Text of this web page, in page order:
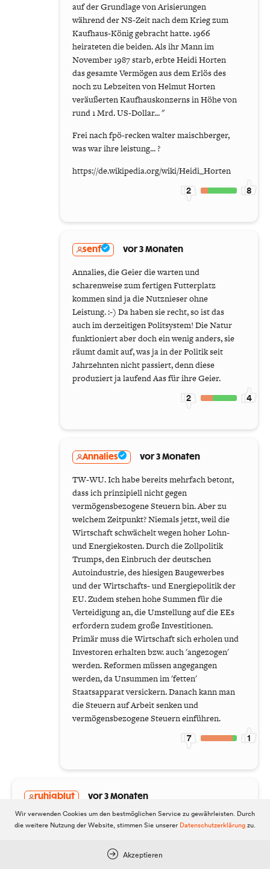
auf der Grundlage von Arisierungen
während der NS-Zeit nach dem Krieg zum
Kaufhaus-König gebracht hatte. 1966
heirateten die beiden. Als ihr Mann im
November 1987 starb, erbte Heidi Horten
das gesamte Vermögen aus dem Erlös des
noch zu Lebzeiten von Helmut Horten
veräußerten Kaufhauskonzerns in Höhe von
rund 1 Mrd. US-Dollar... "
Frei nach fpö-recken walter maischberger,
was war ihre leistung... ?
https://de.wikipedia.org/wiki/Heidi_Horten
2 8
senf vor 3 Monaten
Annalies, die Geier die warten und
scharenweise zum fertigen Futterplatz
kommen sind ja die Nutznieser ohne
Leistung. :-) Da haben sie recht, so ist das
auch im derzeitigen Politsystem! Die Natur
funktioniert aber doch ein wenig anders, sie
räumt damit auf, was ja in der Politik seit
Jahrzehnten nicht passiert, denn diese
produziert ja laufend Aas für ihre Geier.
2 4
Annalies vor 3 Monaten
TW-WU. Ich habe bereits mehrfach betont,
dass ich prinzipiell nicht gegen
vermögensbezogene Steuern bin. Aber zu
welchem Zeitpunkt? Niemals jetzt, weil die
Wirtschaft schwächelt wegen hoher Lohn-
und Energiekosten. Durch die Zollpolitik
Trumps, den Einbruch der deutschen
Autoindustrie, des hiesigen Baugewerbes
und der Wirtschafts- und Energiepolitik der
EU. Zudem stehen hohe Summen für die
Verteidigung an, die Umstellung auf die EEs
erfordern zudem große Investitionen.
Primär muss die Wirtschaft sich erholen und
Investoren erhalten bzw. auch 'angezogen'
werden. Reformen müssen angegangen
werden, da Unsummen im 'fetten'
Staatsapparat versickern. Danach kann man
die Steuern auf Arbeit senken und
vermögensbezogene Steuern einführen.
7 1
ruhigblut vor 3 Monaten
Danke für den interessanten Bericht.....so schauts leider
aus im "Ungerechten" Österreich.....
Wir verwenden Cookies um den bestmöglichen Service zu gewährleisten. Durch
die weitere Nutzung der Website, stimmen Sie unserer Datenschutzerklärungzu.
Akzeptieren